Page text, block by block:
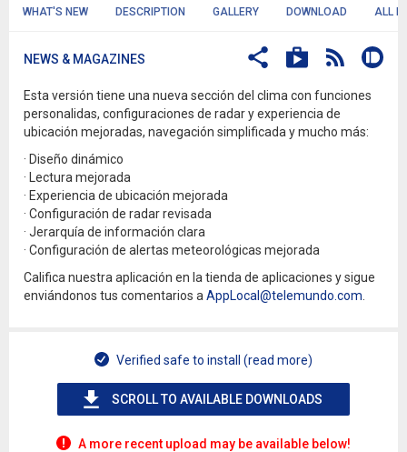
WHAT'S NEW DESCRIPTION GALLERY DOWNLOAD ALL
NEWS & MAGAZINES
Esta versión tiene una nueva sección del clima con funciones
personalidas, configuraciones de radar y experiencia de
ubicación mejoradas, navegación simplificada y mucho más:
· Diseño dinámico
· Lectura mejorada
· Experiencia de ubicación mejorada
· Configuración de radar revisada
· Jerarquía de información clara
· Configuración de alertas meteorológicas mejorada
Califica nuestra aplicación en la tienda de aplicaciones y sigue
enviándonos tus comentarios a AppLocal@telemundo.com
Verified safe to install (read more)
SCROLL TO AVAILABLE DOWNLOADS
A more recent upload may be available below!